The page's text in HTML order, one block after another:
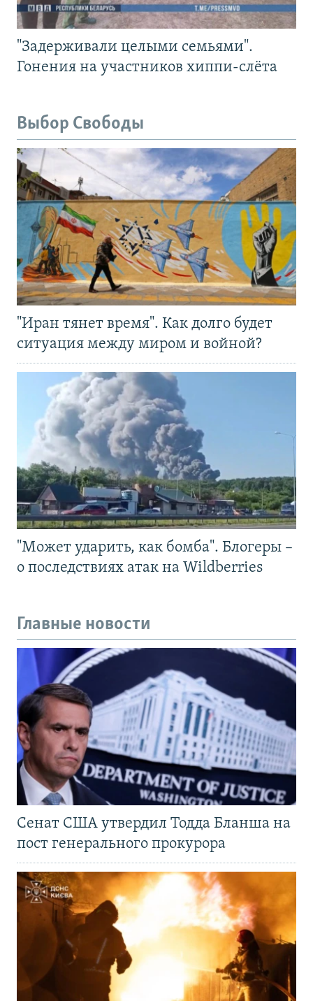
"Задерживали целыми семьями".
Гонения на участников хиппи-слёта
Выбор Свободы
"Иран тянет время". Как долго будет
ситуация между миром и войной?
"Может ударить, как бомба". Блогеры –
о последствиях атак на Wildberries
Главные новости
Сенат США утвердил Тодда Бланша на
пост генерального прокурора